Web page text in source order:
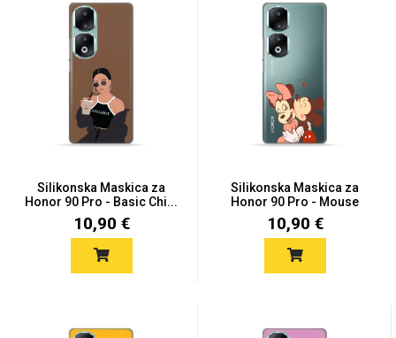
Silikonska Maskica za
Honor 90 Pro - Basic Chi...
10,90 €
Silikonska Maskica za
Honor 90 Pro - Mouse
Kis...
10,90 €